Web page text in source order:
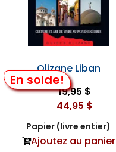
En solde!
Olizane Liban
19,95 $
44,95 $
Papier (livre entier)
Ajoutez au panier